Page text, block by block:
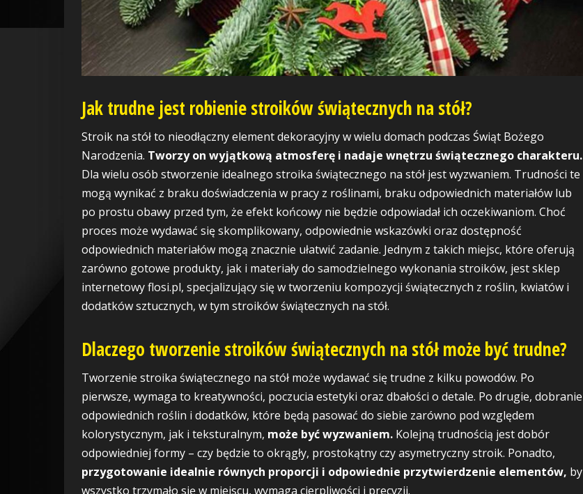
Jak trudne jest robienie stroików świątecznych na stół?
Stroik na stół to nieodłączny element dekoracyjny w wielu domach podczas Świąt Bożego
Narodzenia. Tworzy on wyjątkową atmosferę i nadaje wnętrzu świątecznego charakteru.
Dla wielu osób stworzenie idealnego stroika świątecznego na stół jest wyzwaniem. Trudności te
mogą wynikać z braku doświadczenia w pracy z roślinami, braku odpowiednich materiałów lub
po prostu obawy przed tym, że efekt końcowy nie będzie odpowiadał ich oczekiwaniom. Choć
proces może wydawać się skomplikowany, odpowiednie wskazówki oraz dostępność
odpowiednich materiałów mogą znacznie ułatwić zadanie. Jednym z takich miejsc, które oferują
zarówno gotowe produkty, jak i materiały do samodzielnego wykonania stroików, jest sklep
internetowy flosi.pl, specjalizujący się w tworzeniu kompozycji świątecznych z roślin, kwiatów i
dodatków sztucznych, w tym stroików świątecznych na stół.
Dlaczego tworzenie stroików świątecznych na stół może być trudne?
Tworzenie stroika świątecznego na stół może wydawać się trudne z kilku powodów. Po
pierwsze, wymaga to kreatywności, poczucia estetyki oraz dbałości o detale. Po drugie, dobranie
odpowiednich roślin i dodatków, które będą pasować do siebie zarówno pod względem
kolorystycznym, jak i teksturalnym, może być wyzwaniem. Kolejną trudnością jest dobór
odpowiedniej formy – czy będzie to okrągły, prostokątny czy asymetryczny stroik. Ponadto,
przygotowanie idealnie równych proporcji i odpowiednie przytwierdzenie elementów, by
wszystko trzymało się w miejscu, wymaga cierpliwości i precyzji.